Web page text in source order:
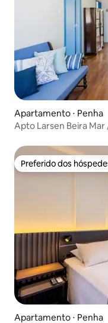
Apartamento ⋅ Penha
Apto Larsen Beira
Preferido dos
Preferido dos
Apartamento ⋅ Penha